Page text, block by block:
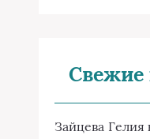
Свежие
Зайцева Гелия